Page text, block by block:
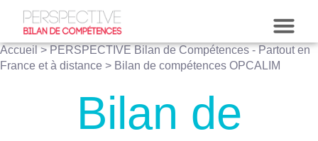
Accueil>PERSPECTIVE Bilan de Compétences - Partout en
France et à distance > Bilan de compétences OPCALIM
Bilan de